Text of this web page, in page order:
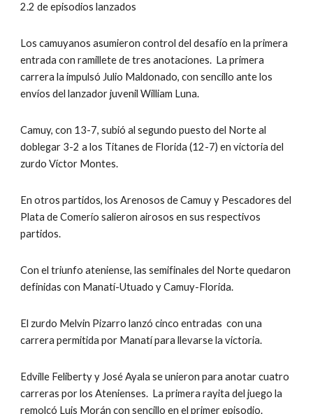
2.2 de episodios lanzados
Los camuyanos asumieron control del desafío en la primera
entrada con ramillete de tres anotaciones.  La primera
carrera la impulsó Julio Maldonado, con sencillo ante los
envíos del lanzador juvenil William Luna.
Camuy, con 13-7, subió al segundo puesto del Norte al
doblegar 3-2 a los Titanes de Florida (12-7) en victoria del
zurdo Víctor Montes.
En otros partidos, los Arenosos de Camuy y Pescadores del
Plata de Comerío salieron airosos en sus respectivos
partidos.
Con el triunfo ateniense, las semifinales del Norte quedaron
definidas con Manatí-Utuado y Camuy-Florida.
El zurdo Melvin Pizarro lanzó cinco entradas  con una
carrera permitida por Manatí para llevarse la victoria.
Edville Feliberty y José Ayala se unieron para anotar cuatro
carreras por los Atenienses.  La primera rayita del juego la
remolcó Luis Morán con sencillo en el primer episodio.